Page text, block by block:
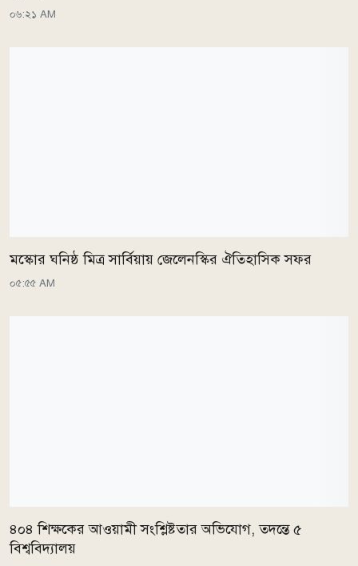
০৬:২১ AM
মস্কোর ঘনিষ্ঠ মিত্র সার্বিয়ায় জেলেনস্কির ঐতিহাসিক সফর
০৫:৫৫ AM
৪০৪ শিক্ষকের আওয়ামী সংশ্লিষ্টতার অভিযোগ, তদন্তে ৫
বিশ্ববিদ্যালয়